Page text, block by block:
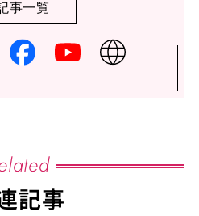
事一覧
記事